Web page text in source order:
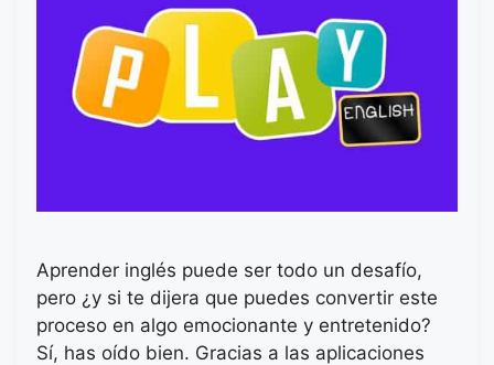
Aprender inglés puede ser todo un desafío,
pero ¿y si te dijera que puedes convertir este
proceso en algo emocionante y entretenido?
Sí, has oído bien. Gracias a las aplicaciones